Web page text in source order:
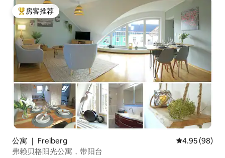
热门「房客推荐」
房客推荐
公寓 ｜ Freiberg 平均评分 4.95
4.95 (98)
弗赖贝格阳光公寓，带阳台